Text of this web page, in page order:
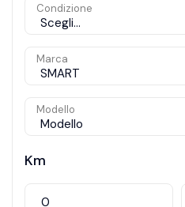
Condizione
Marca
Modello
Km